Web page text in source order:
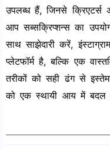
उपलब्ध हैं, जिनसे
आप सब्सक्रिप्शन्स का
साथ साझेदारी करें,
प्लेटफॉर्म है, बल्कि एक
तरीकों को सही ढंग से
को एक स्थायी आय में